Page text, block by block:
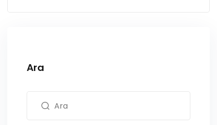
Ara